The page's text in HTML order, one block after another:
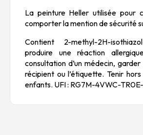
La peinture Heller utilisée pour
comporter la mention de sécurité
Contient 2-methyl-2H-
produire une réaction
consultation d’un médecin,
récipient ou l’étiquette. Tenir
enfants. UFI : RG7M-4VWC-